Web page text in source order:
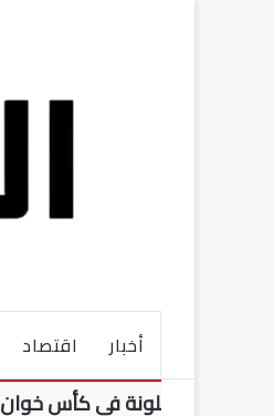
أخبار اقتصاد
في كأس خوان جامبر 2026.. والقنوات الناقلة